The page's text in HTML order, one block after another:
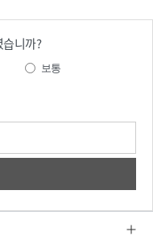
니까?
보통